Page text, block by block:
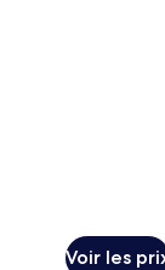
Voir les